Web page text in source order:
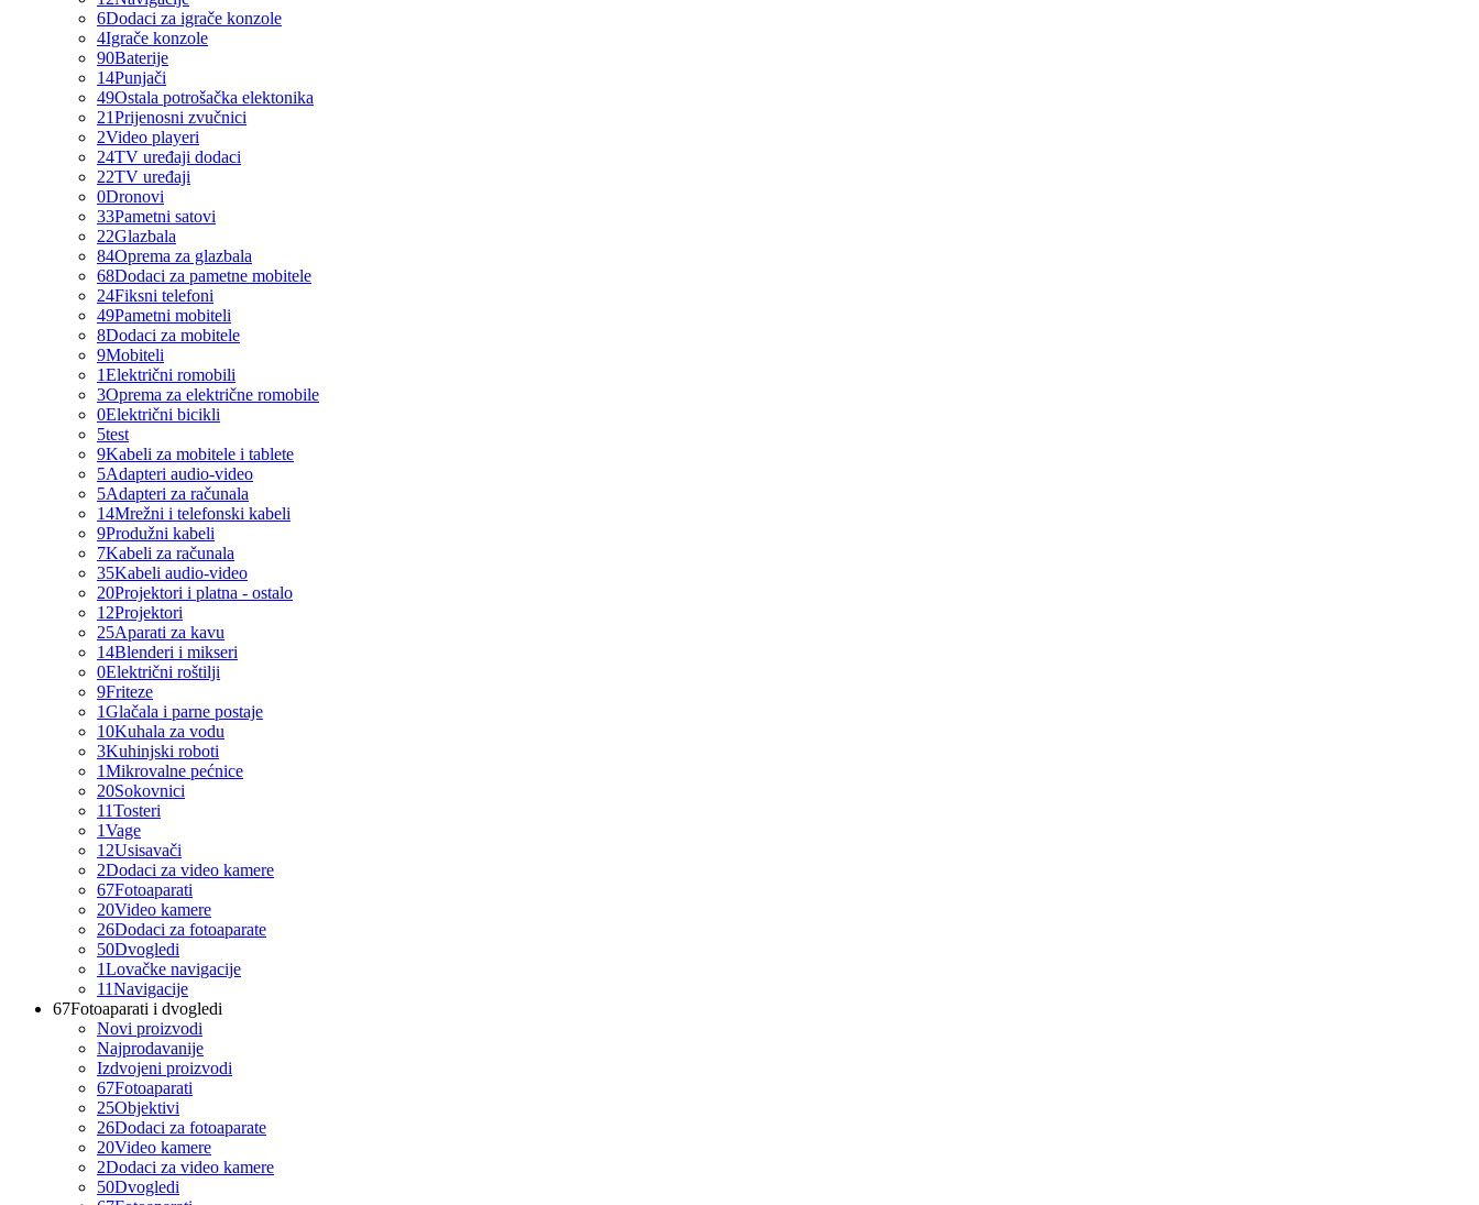
6Dodaci za igrače konzole
4Igrače konzole
90Baterije
14Punjači
49Ostala potrošačka elektonika
21Prijenosni zvučnici
2Video playeri
24TV uređaji dodaci
22TV uređaji
0Dronovi
33Pametni satovi
22Glazbala
84Oprema za glazbala
68Dodaci za pametne mobitele
24Fiksni telefoni
49Pametni mobiteli
8Dodaci za mobitele
9Mobiteli
1Električni romobili
3Oprema za električne romobile
0Električni bicikli
5test
9Kabeli za mobitele i tablete
5Adapteri audio-video
5Adapteri za računala
14Mrežni i telefonski kabeli
9Produžni kabeli
7Kabeli za računala
35Kabeli audio-video
20Projektori i platna - ostalo
12Projektori
25Aparati za kavu
14Blenderi i mikseri
0Električni roštilji
9Friteze
1Glačala i parne postaje
10Kuhala za vodu
3Kuhinjski roboti
1Mikrovalne pećnice
20Sokovnici
11Tosteri
1Vage
12Usisavači
2Dodaci za video kamere
67Fotoaparati
20Video kamere
26Dodaci za fotoaparate
50Dvogledi
1Lovačke navigacije
11Navigacije
67Fotoaparati i dvogledi
Novi proizvodi
Najprodavanije
Izdvojeni proizvodi
67Fotoaparati
25Objektivi
26Dodaci za fotoaparate
20Video kamere
2Dodaci za video kamere
50Dvogledi